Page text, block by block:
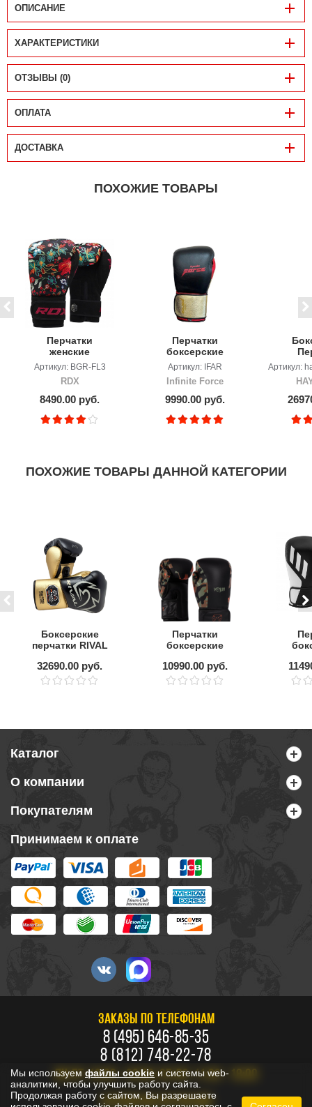
ОПИСАНИЕ
ХАРАКТЕРИСТИКИ
ОТЗЫВЫ (0)
ОПЛАТА
ДОСТАВКА
ПОХОЖИЕ ТОВАРЫ
Перчатки
женские
тренировочные
RDX
Артикул: BGR-FL3
RDX
8490.00 руб.
Перчатки
боксерские
Infinite Force
Royal Ares
Артикул: IFAR
Infinite Force
9990.00 руб.
Артикул:
ПОХОЖИЕ ТОВАРЫ ДАННОЙ КАТЕГОРИИ
Боксерские
перчатки RIVAL
Professional
Sparring
32690.00 руб.
Перчатки
боксерские
Ops Canyon
Camo
10990.00 руб.
Каталог
О компании
Покупателям
Принимаем к оплате
ЗАКАЗЫ ПО ТЕЛЕФОНАМ
8 (495) 646-85-35
8 (812) 748-22-78
ПН-ПТ: 10:00 - 20:00, СБ-ВС: 11:00 - 18:00
БЕСПЛАТНО ПО РОССИИ
Мы используем файлы cookie и системы web-
аналитики, чтобы улучшить работу сайта.
Продолжая работу с сайтом, Вы разрешаете